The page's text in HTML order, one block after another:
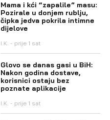
Mama i kći “zapalile” masu:
Pozirale u donjem rublju,
čipka jedva pokrila intimne
dijelove
I.K. prije 1 sat
Glovo se danas gasi u BiH:
Nakon godina dostave,
korisnici ostaju bez
poznate aplikacije
I.K. prije 1 sat